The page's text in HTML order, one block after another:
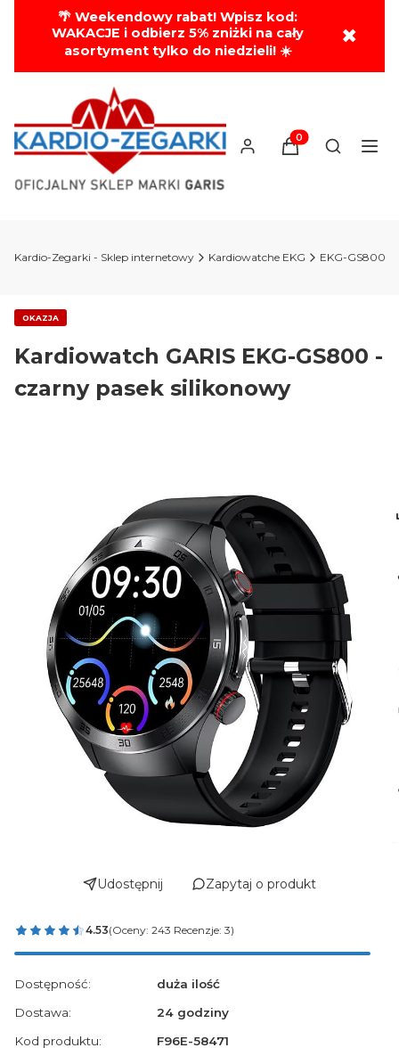
🌴 Weekendowy rabat! Wpisz kod:
WAKACJE i odbierz 5% zniżki na cały
asortyment tylko do niedzieli! ☀️
✖
Produkty w
Otwórz
Kardio-Zegarki - Sklep internetowy Kardiowatche EKG
OKAZJA
Kardiowatch GARIS EKG-GS800 -
czarny pasek silikonowy
Udostępnij Zapytaj o produkt
4.53(Oceny: 243 Recenzje: 3)
Dostępność:
duża ilość
Dostawa:
24 godziny
Kod produktu:
F96E-58471